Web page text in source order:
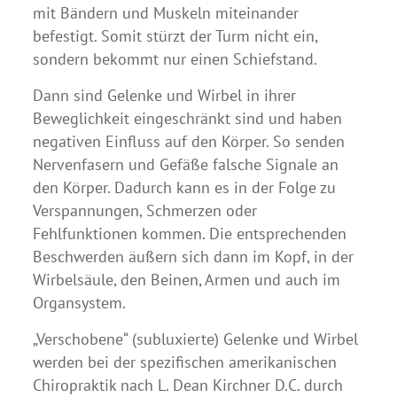
mit Bändern und Muskeln miteinander
befestigt. Somit stürzt der Turm nicht ein,
sondern bekommt nur einen Schiefstand.
Dann sind Gelenke und Wirbel in ihrer
Beweglichkeit eingeschränkt sind und haben
negativen Einfluss auf den Körper. So senden
Nervenfasern und Gefäße falsche Signale an
den Körper. Dadurch kann es in der Folge zu
Verspannungen, Schmerzen oder
Fehlfunktionen kommen. Die entsprechenden
Beschwerden äußern sich dann im Kopf, in der
Wirbelsäule, den Beinen, Armen und auch im
Organsystem.
„Verschobene“ (subluxierte) Gelenke und Wirbel
werden bei der spezifischen amerikanischen
Chiropraktik nach L. Dean Kirchner D.C. durch